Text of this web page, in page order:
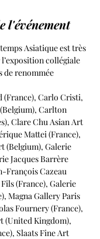
l'événement
Asiatique est très
collégiale
de renommée
(France), Carlo Cristi,
Carlton
Clare Chu Asian Art
Mattei (France),
(Belgium), Galerie
Jacques Barrère
François Cazeau
(France), Galerie
Magna Gallery Paris
Fournery (France),
(United Kingdom),
Slaats Fine Art